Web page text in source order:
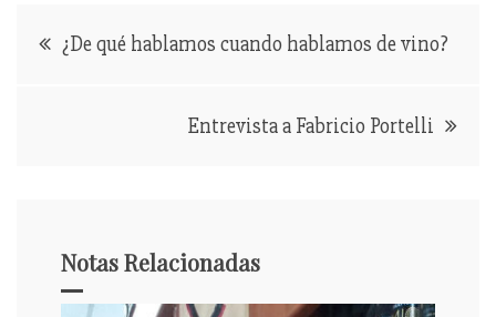
¿De qué hablamos cuando hablamos de vino?
Entrevista a Fabricio Portelli
Notas Relacionadas